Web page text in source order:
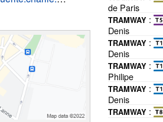
de Paris
TRAMWAY :
Denis
TRAMWAY :
Denis
TRAMWAY :
Philipe
TRAMWAY :
Denis
TRAMWAY :